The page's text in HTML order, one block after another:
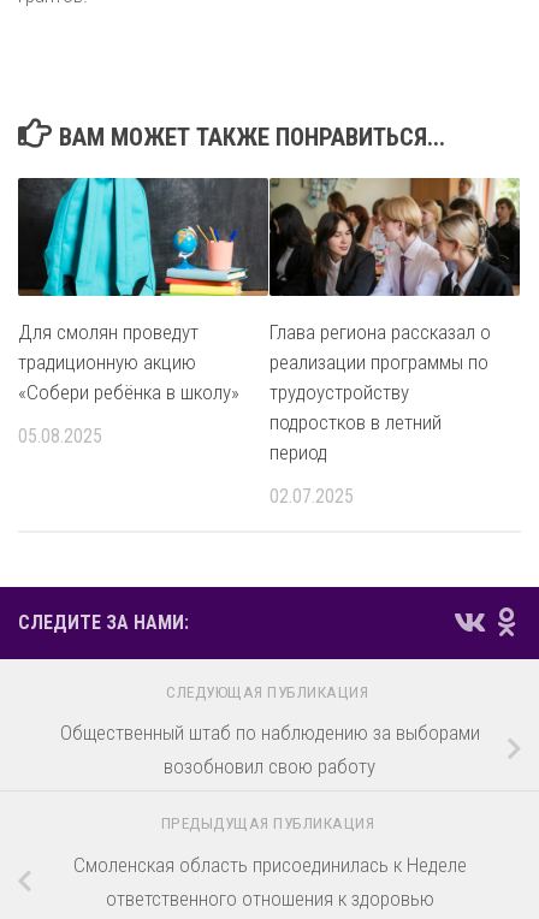
ВАМ МОЖЕТ ТАКЖЕ ПОНРАВИТЬСЯ...
Для смолян проведут
традиционную акцию
«Собери ребёнка в школу»
05.08.2025
Глава региона рассказал о
реализации программы по
трудоустройству
подростков в летний
период
02.07.2025
СЛЕДИТЕ ЗА НАМИ:
СЛЕДУЮЩАЯ ПУБЛИКАЦИЯ
Общественный штаб по наблюдению за выборами
возобновил свою работу
ПРЕДЫДУЩАЯ ПУБЛИКАЦИЯ
Смоленская область присоединилась к Неделе
ответственного отношения к здоровью